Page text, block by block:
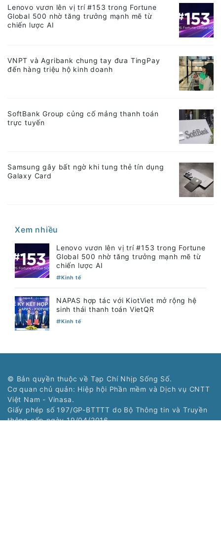
Lenovo vươn lên vị trí #153 trong Fortune
Global 500 nhờ tăng trưởng mạnh mẽ từ
chiến lược AI
VNPT và Agribank chung tay đưa TingPay
đến hàng triệu hộ kinh doanh
SoftBank Group củng cố mảng thanh toán
trực tuyến
Samsung gây bất ngờ khi tung thẻ tín dụng
Galaxy Card
Xem nhiều
Lenovo vươn lên vị trí #153 trong Fortune
Global 500 nhờ tăng trưởng mạnh mẽ từ
chiến lược AI
Kinh tế
NAPAS hợp tác với KiotViet mở rộng hệ
sinh thái thanh toán VietQR
Kinh tế
© Bản quyền thuộc về Tạp Chí Nhịp Sống Số.
Cơ quan chủ quản: Hiệp hội Phần mềm và Dịch vụ CNTT
Việt Nam - Vinasa.
Giấy phép số 197/GP-BTTTT do Bộ Thông tin và Truyền
thông cấp ngày 19/04/2016.